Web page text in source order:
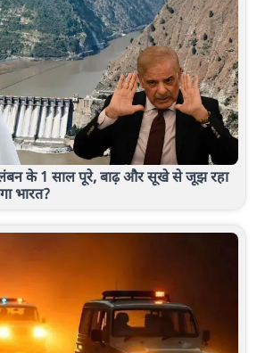
के 1 साल पूरे, बाढ़ और सूखे से जूझ रहा
भारत?